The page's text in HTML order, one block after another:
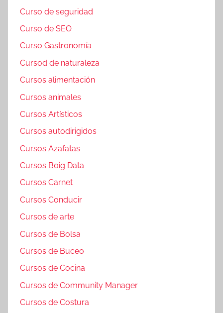
Curso de seguridad
Curso de SEO
Curso Gastronomía
Cursod de naturaleza
Cursos alimentación
Cursos animales
Cursos Artísticos
Cursos autodirigidos
Cursos Azafatas
Cursos Boig Data
Cursos Carnet
Cursos Conducir
Cursos de arte
Cursos de Bolsa
Cursos de Buceo
Cursos de Cocina
Cursos de Community Manager
Cursos de Costura